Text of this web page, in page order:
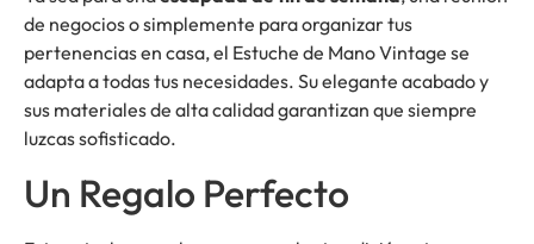
de negocios o simplemente para organizar tus
pertenencias en casa, el Estuche de Mano Vintage se
adapta a todas tus necesidades. Su elegante acabado y
sus materiales de alta calidad garantizan que siempre
luzcas sofisticado.
Un Regalo Perfecto